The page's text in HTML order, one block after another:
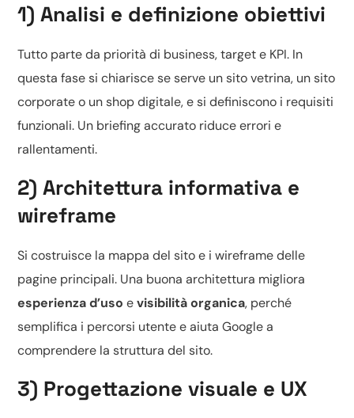
1) Analisi e definizione obiettivi
Tutto parte da priorità di business, target e KPI. In
questa fase si chiarisce se serve unsito vetrina, un sito
corporate o unshop digitale, e si definiscono i requisiti
funzionali. Un briefing accurato riduce errori e
rallentamenti.
2) Architettura informativa e
wireframe
Si costruisce la mappa del sito e i wireframe delle
pagine principali. Una buona architettura migliora
esperienza d’uso evisibilità organica, perché
semplifica i percorsi utente e aiuta Google a
comprendere la struttura del sito.
3) Progettazione visuale e UX